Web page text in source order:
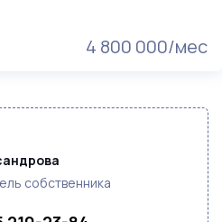
4 800 000/мес
собственника